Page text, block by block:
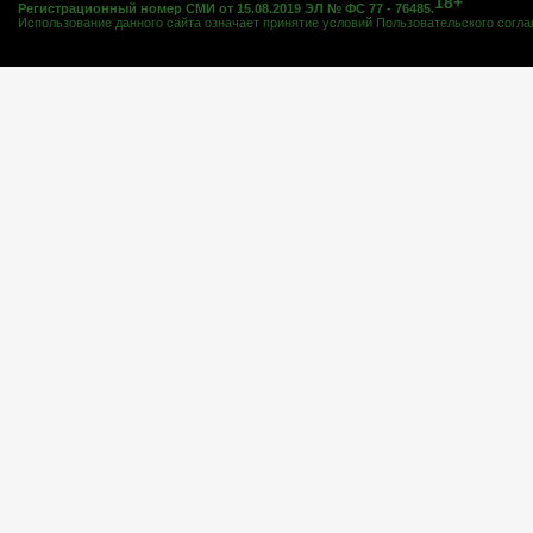
Регистрационный номер СМИ от 15.08.2019 ЭЛ № ФС 77 - 76485.
Использование данного сайта означает принятие условий Пользовательского